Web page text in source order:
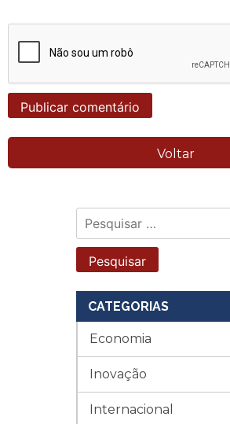
Pesquisar
por:
CATEGORIAS
Economia
Inovação
Internacional
Voltar